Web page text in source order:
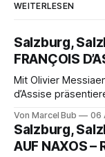
WEITERLESEN
Salzburg,
FRANÇOIS
Mit Olivier
d’Assise
eine bildgewaltige
die komplexe
Franziskus.
Von Marcel Bub 06
Salzburg,
AUF NAXOS